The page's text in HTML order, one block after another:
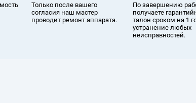
Только после вашего
согласия наш мастер
проводит ремонт аппарата.
По завершению
получаете
талон сроком на 1
устранение любых
неисправностей.